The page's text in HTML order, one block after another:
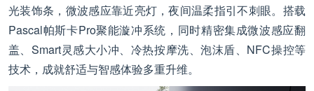
光装饰条，微波感应靠近亮灯，夜间温柔指引不刺眼。搭载
Pascal帕斯卡Pro聚能漩冲系统，同时精密集成微波感应翻
盖、Smart灵感大小冲、冷热按摩洗、泡沫盾、NFC操控等
技术，成就舒适与智感体验多重升维。